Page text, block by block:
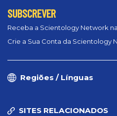
SUBSCREVER
Receba a Scientology Network
Crie a Sua Conta da Scientology
Regiões / Línguas
SITES RELACIONADOS